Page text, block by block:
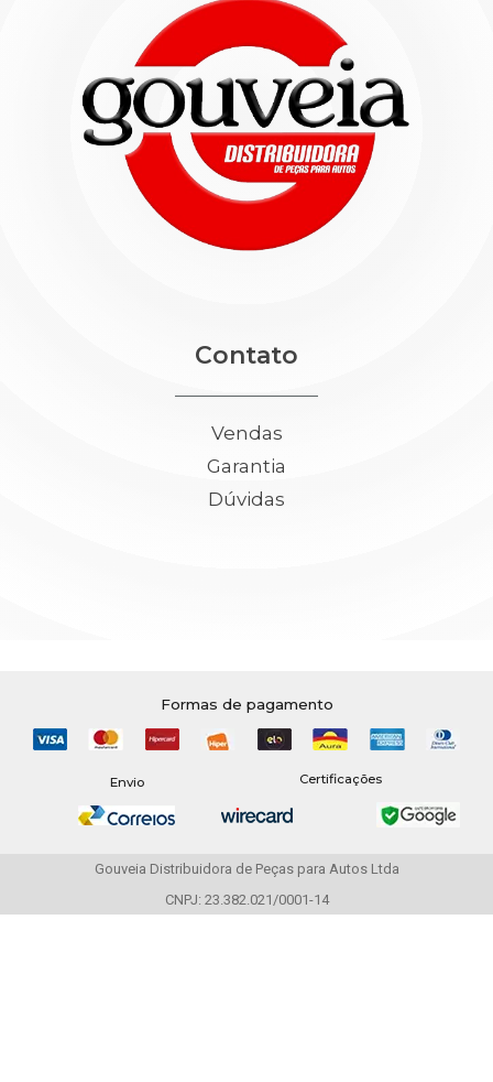
Contato
Vendas
Garantia
Dúvidas
Formas de pagamento
Envio Certificações
Gouveia Distribuidora de Peças para Autos Ltda
CNPJ: 23.382.021/0001-14